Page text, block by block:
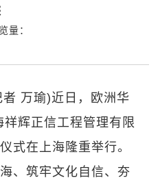
：
万瑜)近日，欧洲华
辉正信工程管理有限
式在上海隆重举行。
、筑牢文化自信、夯